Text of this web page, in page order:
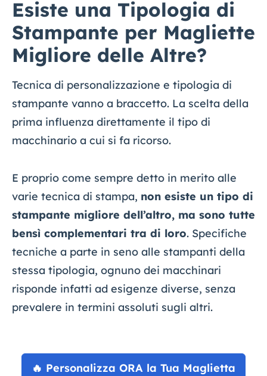
Esiste una Tipologia di
Stampante per Magliette
Migliore delle Altre?
Tecnica di personalizzazione e tipologia di
stampante vanno a braccetto. La scelta della
prima influenza direttamente il tipo di
macchinario a cui si fa ricorso.
E proprio come sempre detto in merito alle
varie tecnica di stampa, non esiste un tipo di
stampante migliore dell’altro, ma sono tutte
bensì complementari tra di loro. Specifiche
tecniche a parte in seno alle stampanti della
stessa tipologia, ognuno dei macchinari
risponde infatti ad esigenze diverse, senza
prevalere in termini assoluti sugli altri.
🔥 Personalizza ORA la Tua Maglietta